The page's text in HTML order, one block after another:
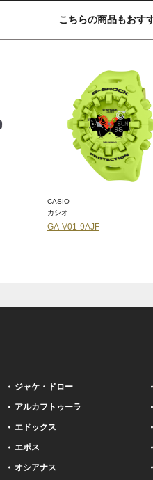
こちらの商品もおす
CASIO
カシオ
GA-V01-9AJF
ジャケ・ドロー
アルカフトゥーラ
エドックス
エポス
オシアナス